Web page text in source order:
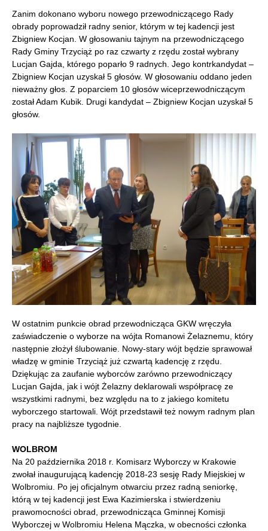
Zanim dokonano wyboru nowego przewodniczącego Rady
obrady poprowadził radny senior, którym w tej kadencji jest
Zbigniew Kocjan. W głosowaniu tajnym na przewodniczącego
Rady Gminy Trzyciąż po raz czwarty z rzędu został wybrany
Lucjan Gajda, którego poparło 9 radnych. Jego kontrkandydat –
Zbigniew Kocjan uzyskał 5 głosów. W głosowaniu oddano jeden
nieważny głos. Z poparciem 10 głosów wiceprzewodniczącym
został Adam Kubik. Drugi kandydat – Zbigniew Kocjan uzyskał 5
głosów.
W ostatnim punkcie obrad przewodnicząca GKW wręczyła
zaświadczenie o wyborze na wójta Romanowi Żelaznemu, który
następnie złożył ślubowanie. Nowy-stary wójt będzie sprawował
władzę w gminie Trzyciąż już czwartą kadencję z rzędu.
Dziękując za zaufanie wyborców zarówno przewodniczący
Lucjan Gajda, jak i wójt Żelazny deklarowali współpracę ze
wszystkimi radnymi, bez względu na to z jakiego komitetu
wyborczego startowali. Wójt przedstawił też nowym radnym plan
pracy na najbliższe tygodnie.
WOLBROM
Na 20 października 2018 r. Komisarz Wyborczy w Krakowie
zwołał inaugurującą kadencję 2018-23 sesję Rady Miejskiej w
Wolbromiu. Po jej oficjalnym otwarciu przez radną seniorkę,
którą w tej kadencji jest Ewa Kazimierska i stwierdzeniu
prawomocności obrad, przewodnicząca Gminnej Komisji
Wyborczej w Wolbromiu Helena Mączka, w obecności członka